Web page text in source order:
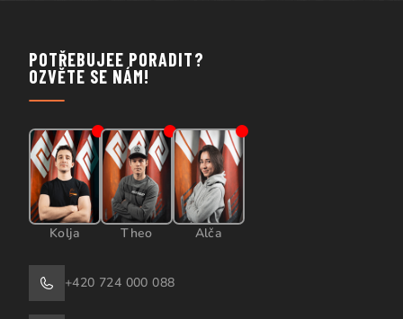
POTŘEBUJEE PORADIT?
OZVĚTE SE NÁM!
Kolja Theo Alča
+420 724 000 088